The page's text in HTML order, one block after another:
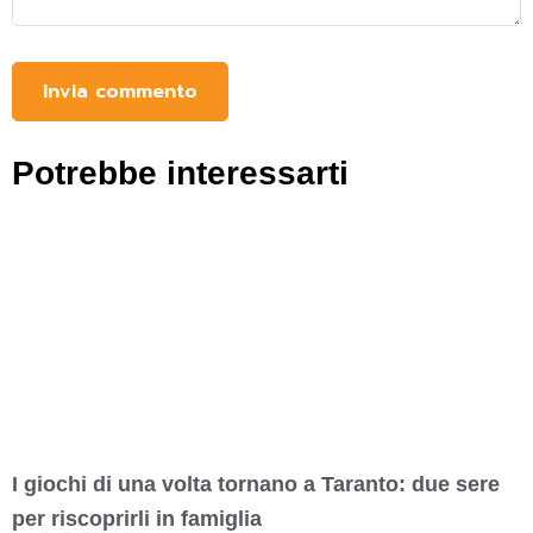
Potrebbe interessarti
I giochi di una volta tornano a Taranto: due sere
per riscoprirli in famiglia